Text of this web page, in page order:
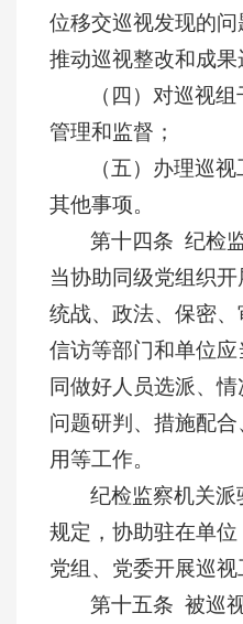
位移交巡视发现的
推动巡视整改和成果
（四）对巡视
管理和监督；
（五）办理巡
其他事项。
第十四条 纪检
当协助同级党组织开
统战、政法、保密、
信访等部门和单位
同做好人员选派、情
问题研判、措施配
用等工作。
纪检监察机关
规定，协助驻在单位
党组、党委开展巡视
第十五条 被巡